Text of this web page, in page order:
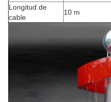
Longitud de
cable
10 m